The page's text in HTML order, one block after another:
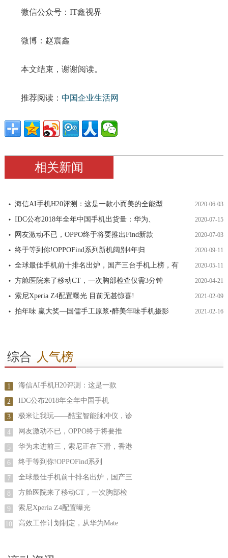
微信公众号：IT鑫视界
微博：赵震鑫
本文结束，谢谢阅读。
推荐阅读： 中国企业生活网
相关新闻
海信AI手机H20评测：这是一款小而美的全能型 2020-06-03
IDC公布2018年全年中国手机出货量：华为、 2020-07-15
网友激动不已，OPPO终于将要推出Find新款 2020-07-03
终于等到你!OPPOFind系列新机阔别4年归 2020-09-11
全球最佳手机前十排名出炉，国产三台手机上榜，有 2020-05-11
方舱医院来了移动CT，一次胸部检查仅需3分钟 2020-04-21
索尼Xperia Z4配置曝光 目前无甚惊喜! 2021-02-09
拍年味 赢大奖—国儒手工原浆•醉美年味手机摄影 2021-02-16
综合 人气榜
1 海信AI手机H20评测：这是一款
2 IDC公布2018年全年中国手机
3 极米让我玩——酷宝智能脉冲仪，诊
4 网友激动不已，OPPO终于将要推
5 华为未进前三，索尼正在下滑，香港
6 终于等到你!OPPOFind系列
7 全球最佳手机前十排名出炉，国产三
8 方舱医院来了移动CT，一次胸部检
9 索尼Xperia Z4配置曝光
10 高效工作计划制定，从华为Mate